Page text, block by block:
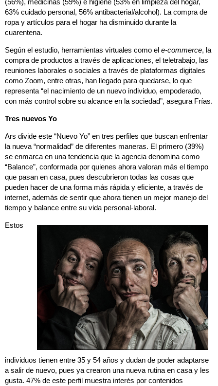
(56%), medicinas (59%) e higiene (53% en limpieza del hogar,
63% cuidado personal, 56% antibacterial/alcohol). La compra de
ropa y artículos para el hogar ha disminuido durante la
cuarentena.
Según el estudio, herramientas virtuales como el e-commerce, la
compra de productos a través de aplicaciones, el teletrabajo, las
reuniones laborales o sociales a través de plataformas digitales
como Zoom, entre otras, han llegado para quedarse, lo que
representa “el nacimiento de un nuevo individuo, empoderado,
con más control sobre su alcance en la sociedad”, asegura Frías.
Tres nuevos Yo
Ars divide este “Nuevo Yo” en tres perfiles que buscan enfrentar
la nueva “normalidad” de diferentes maneras. El primero (39%)
se enmarca en una tendencia que la agencia denomina como
“Balance”, conformada por quienes ahora valoran más el tiempo
que pasan en casa, pues descubrieron todas las cosas que
pueden hacer de una forma más rápida y eficiente, a través de
internet, además de sentir que ahora tienen un mejor manejo del
tiempo y balance entre su vida personal-laboral.
Estos
individuos tienen entre 35 y 54 años y dudan de poder adaptarse
a salir de nuevo, pues ya crearon una nueva rutina en casa y les
gusta. 47% de este perfil muestra interés por contenidos